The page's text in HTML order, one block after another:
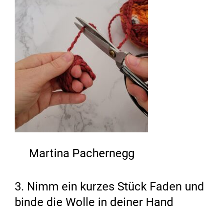
Martina Pachernegg
3. Nimm ein kurzes Stück Faden und
binde die Wolle in deiner Hand